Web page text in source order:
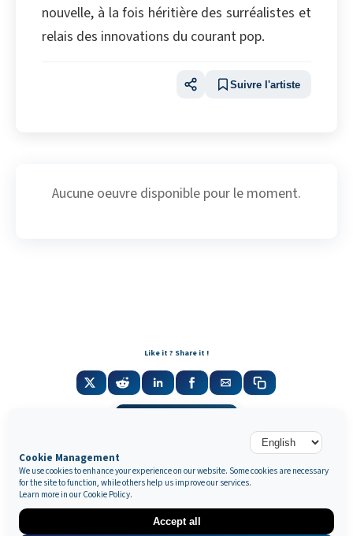
nouvelle, à la fois héritière des surréalistes et
relais des innovations du courant pop.
Suivre l'artiste
Aucune oeuvre disponible pour le moment.
Like it ? Share it !
Galerie Marek & Sons
Maurice Mielniczuk et Elise Vignault
© 2026 © SAS MAREK AND SONS. Tous droits réservés.
Cookie Management
We use cookies to enhance your experience on our website. Some cookies are necessary
for the site to function, while others help us improve our services.
Learn more in our Cookie Policy.
Accept all